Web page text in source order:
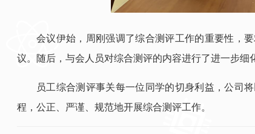
会议伊始，周刚强调了综合测评工作的重要性，
议。随后，与会人员对综合测评的内容进行了进一步细
员工综合测评事关每一位同学的切身利益，公司
程，公正、严谨、规范地开展综合测评工作。